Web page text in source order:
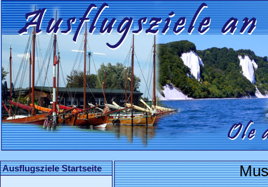
Ausflugsziele Startseite